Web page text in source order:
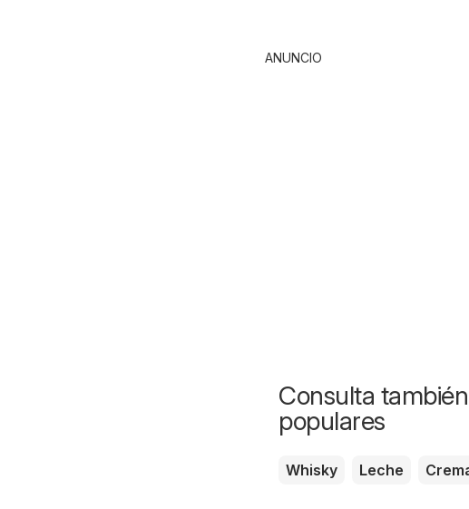
ANUNCIO
Consulta
populares
Whisky Leche